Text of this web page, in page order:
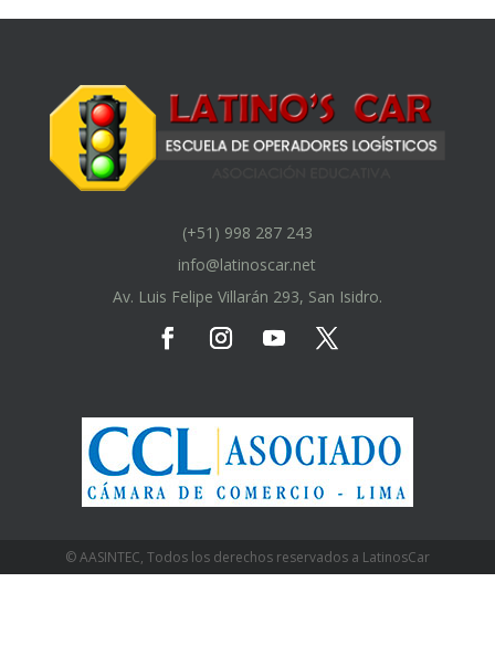
(+51) 998 287 243
info@latinoscar.net
Av. Luis Felipe Villarán 293, San Isidro.
© AASINTEC, Todos los derechos reservados a LatinosCar